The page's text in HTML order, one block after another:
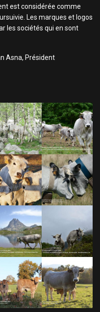
est considérée comme
Les marques et logos
les sociétés qui en sont
Asna, Président